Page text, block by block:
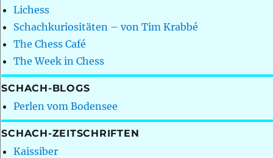
Lichess
Schachkuriositäten – von Tim Krabbé
The Chess Café
The Week in Chess
SCHACH-BLOGS
Perlen vom Bodensee
SCHACH-ZEITSCHRIFTEN
Kaissiber